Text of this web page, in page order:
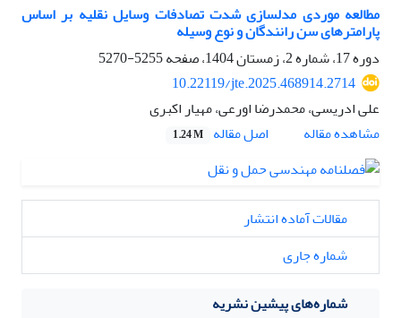
مطالعه موردی مدلسازی شدت تصادفات وسایل نقلیه بر اساس
پارامترهای سن رانندگان و نوع وسیله
دوره 17، شماره 2، زمستان 1404، صفحه
5255-5270
10.22119/jte.2025.468914.2714
علی ادریسی، محمدرضا اورعی، مهیار اکبری
مشاهده مقاله
اصل مقاله 1.24 M
مقالات آماده انتشار
شماره جاری
شماره‌های پیشین نشریه